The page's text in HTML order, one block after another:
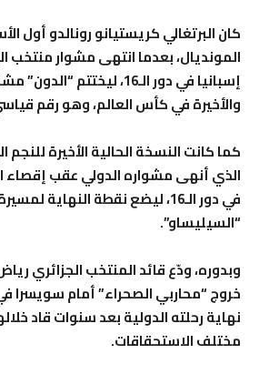
كان البرتغالي كريستيانو رونالدو أول
المونديال، بعدما انتهى مشوار منتخب
إسبانيا في دور الـ16، ليختتم
والأخيرة في كأس العالم، وهو رقم
كما كانت النسخة الحالية الأخيرة للنجم
الذي أنهى مشواره الدولي عقب إقصاء
في دور الـ16، ليضع نقطة النهاية
“السيليساو”.
وبدوره، ودّع قائد المنتخب الجزائري
نهاية رحلته الدولية بعد سنوات قاد
مختلف الاستحقاقات.